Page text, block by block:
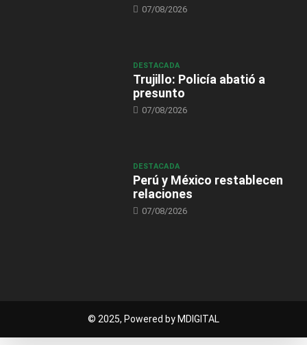
07/08/2026
DESTACADA
Trujillo: Policía abatió a
presunto
07/08/2026
DESTACADA
Perú y México restablecen
relaciones
07/08/2026
© 2025, Powered by MDIGITAL